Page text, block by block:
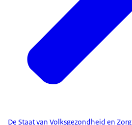
De Staat van Volksgezondheid en Zorg